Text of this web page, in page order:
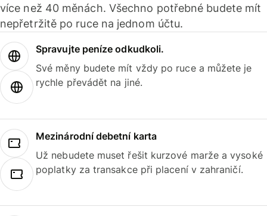
více než 40 měnách. Všechno potřebné budete mít
nepřetržitě po ruce na jednom účtu.
Spravujte peníze odkudkoli.
Své měny budete mít vždy po ruce a můžete je
rychle převádět na jiné.
Mezinárodní debetní karta
Už nebudete muset řešit kurzové marže a vysoké
poplatky za transakce při placení v zahraničí.